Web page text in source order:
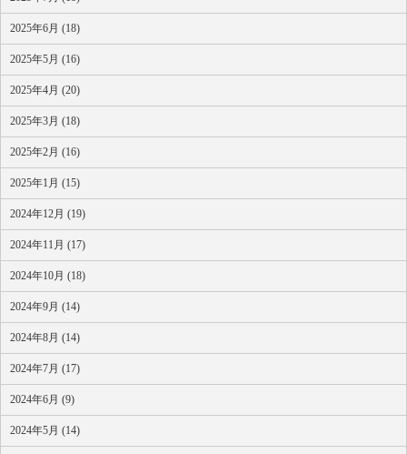
2025年6月 (18)
2025年5月 (16)
2025年4月 (20)
2025年3月 (18)
2025年2月 (16)
2025年1月 (15)
2024年12月 (19)
2024年11月 (17)
2024年10月 (18)
2024年9月 (14)
2024年8月 (14)
2024年7月 (17)
2024年6月 (9)
2024年5月 (14)